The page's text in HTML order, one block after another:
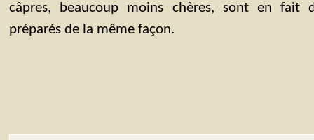
câpres, beaucoup moins chères, sont en fait
préparés de la même façon.